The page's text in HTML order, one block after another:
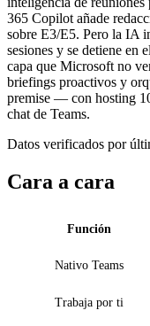
365 Copilot añade
sobre E3/E5. Pero la IA
sesiones y se detiene en
capa que Microsoft no
briefings proactivos y
premise — con hosting
chat de Teams.
Datos verificados por
Cara a cara
Función
Nativo Teams
Trabaja por ti